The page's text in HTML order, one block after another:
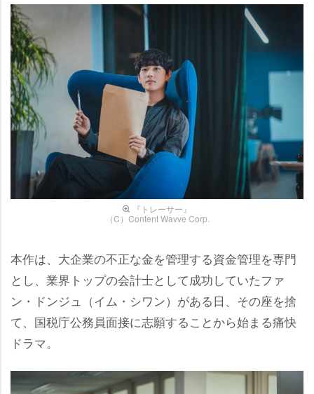
『トレーサー』
（C）Content Wavve Corp.
本作は、大企業の不正な金を管理する資金管理を専門
とし、業界トップの会計士として成功していたファ
ン・ドンジュ（イム・シワン）がある日、その座を捨
て、国税庁公務員面接に志願することから始まる痛快
ドラマ。